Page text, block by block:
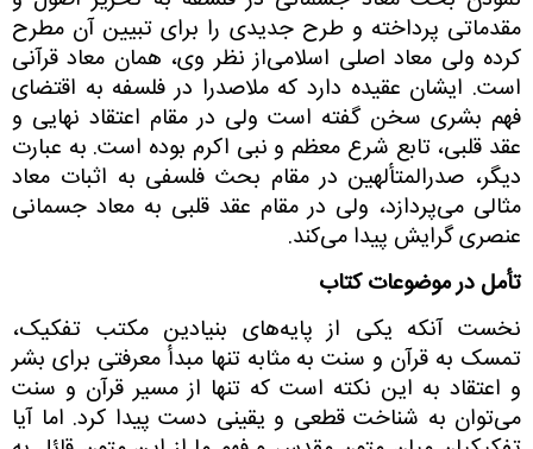
مقدماتی پرداخته و طرح جدیدی را برای تبیین آن مطرح
کرده ولی معاد اصلی اسلامی‌از نظر وی، همان معاد قرآنی
است. ایشان عقیده دارد که ملاصدرا در فلسفه به اقتضای
فهم بشری سخن گفته است ولی در مقام اعتقاد نهایی و
عقد قلبی، تابع شرع معظم و نبی اکرم بوده است. به عبارت
دیگر، صدرالمتألهین در مقام بحث فلسفی به اثبات معاد
مثالی می‌پردازد، ولی در مقام عقد قلبی به معاد جسمانی
عنصری گرایش پیدا می‌کند.
تأمل در موضوعات کتاب
نخست آنکه یکی از پایه‌های بنیادین مکتب تفکیک،
تمسک به قرآن و سنت به مثابه تنها مبدأ معرفتی برای بشر
و اعتقاد به این نکته است که تنها از مسیر قرآن و سنت
می‌توان به شناخت قطعی و یقینی دست پیدا کرد. اما آیا